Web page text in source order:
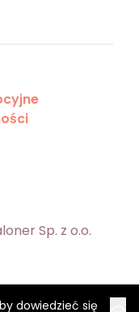
dowiedzieć się
Sp. z o.o.